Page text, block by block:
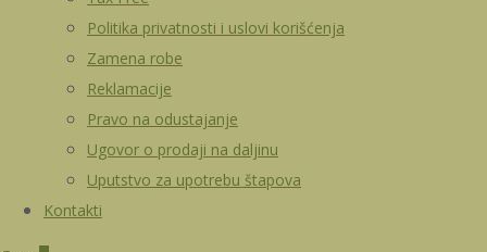
Politika privatnosti i uslovi korišćenja
Zamena robe
Reklamacije
Pravo na odustajanje
Ugovor o prodaji na daljinu
Uputstvo za upotrebu štapova
Kontakti